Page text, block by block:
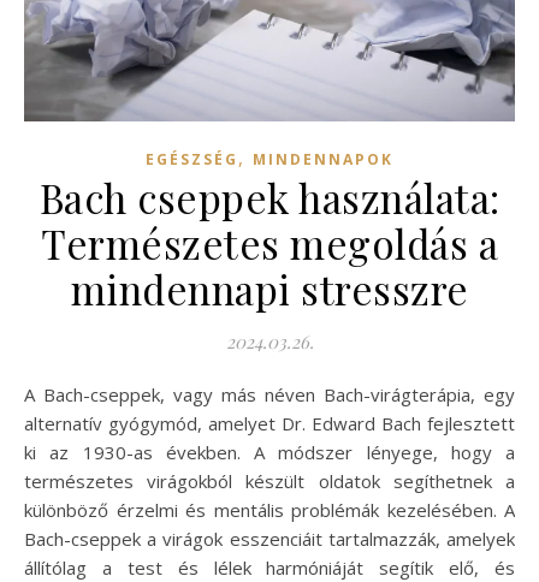
EGÉSZSÉG , MINDENNAPOK
Bach cseppek használata:
Természetes megoldás a
mindennapi stresszre
2024.03.26.
A Bach-cseppek, vagy más néven Bach-virágterápia, egy
alternatív gyógymód, amelyet Dr. Edward Bach fejlesztett
ki az 1930-as években. A módszer lényege, hogy a
természetes virágokból készült oldatok segíthetnek a
különböző érzelmi és mentális problémák kezelésében. A
Bach-cseppek a virágok esszenciáit tartalmazzák, amelyek
állítólag a test és lélek harmóniáját segítik elő, és